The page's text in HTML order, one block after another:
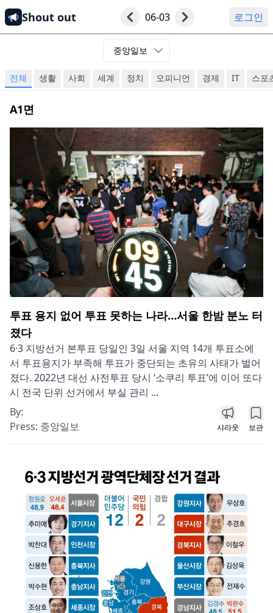
Shout out 06-03 로그인
중앙일보
전체 생활 사회 세계 정치 오피니언 경제 IT 스포
A1면
투표 용지 없어 투표 못하는 나라…서울 한밤 분노 터
졌다
6·3 지방선거 본투표 당일인 3일 서울 지역 14개 투표소에
서 투표용지가 부족해 투표가 중단되는 초유의 사태가 벌어
졌다. 2022년 대선 사전투표 당시 ‘소쿠리 투표’에 이어 또다
시 전국 단위 선거에서 부실 관리 ...
By:
Press: 중앙일보 샤라웃 보관